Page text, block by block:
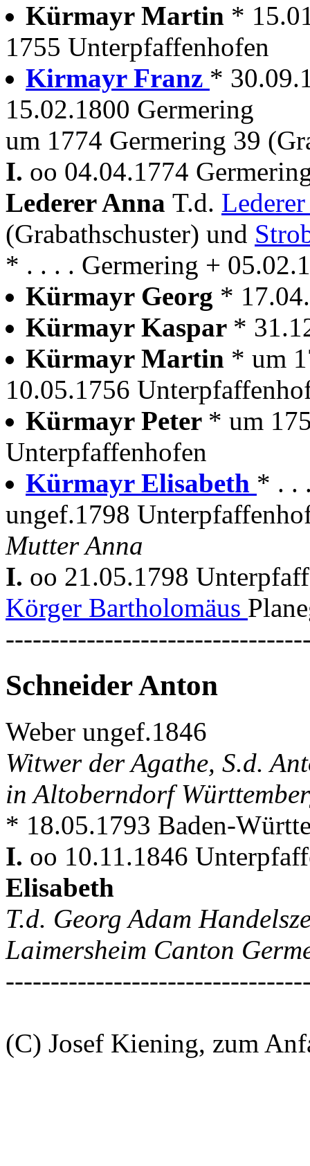
Kürmayr Martin *
1755 Unterpfaffenhofen
Kirmayr Franz *
15.02.1800 Germering
um 1774 Germering 39
I. oo 04.04.1774
Lederer Anna T.d.
(Grabathschuster) und
* . . . . Germering +
Kürmayr Georg *
Kürmayr Kaspar *
Kürmayr Martin * um
10.05.1756
Kürmayr Peter * um
Unterpfaffenhofen
Kürmayr Elisabeth * . .
ungef.1798
Mutter Anna
I. oo 21.05.1798
Körger Bartholomäus
Schneider Anton
Weber ungef.1846
Witwer der Agathe, S.d.
in Altoberndorf
* 18.05.1793 Baden-
I. oo 10.11.1846
Elisabeth
T.d. Georg Adam
Laimersheim Canton
(C) Josef Kiening, zum